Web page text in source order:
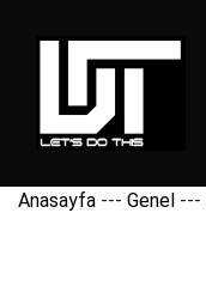
Anasayfa --- Genel ---